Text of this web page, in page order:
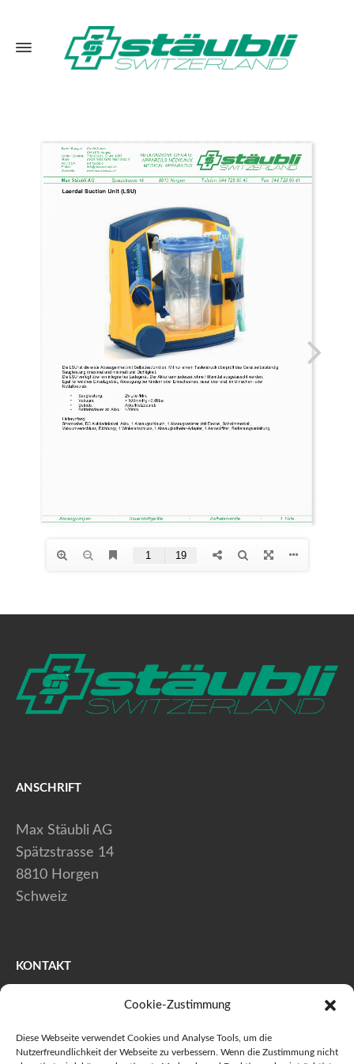
Cookie-Zustimmung
Diese Webseite verwendet Cookies und Analyse Tools, um die
Nutzerfreundlichkeit der Webseite zu verbessern. Wenn die Zustimmung nicht
ANSCHRIFT
Max Stäubli AG
Spätzstrasse 14
8810 Horgen
Schweiz
KONTAKT
+41 (0) 44 728 80 40
info@maxstaeubli.ch